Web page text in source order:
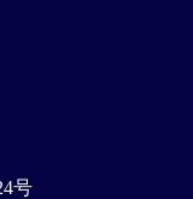
号